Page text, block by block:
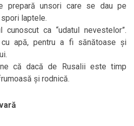
prepară unsori care se dau pe
laptele.
ca “udatul nevestelor”.
apă, pentru a fi sănătoase şi
că dacă de Rusalii este timp
şi rodnică.